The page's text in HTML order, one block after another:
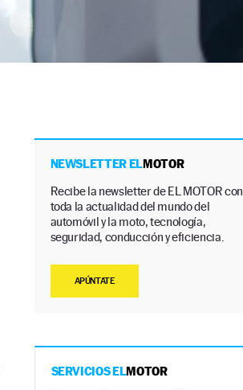
NEWSLETTER ELMOTOR
Recibe la newsletter de EL MOTOR con
toda la actualidad del mundo del
automóvil y la moto, tecnología,
seguridad, conducción y eficiencia.
APÚNTATE
SERVICIOS ELMOTOR